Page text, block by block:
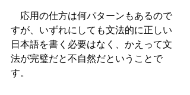
応用の仕方は何パターンもあるので
すが、いずれにしても文法的に正しい
日本語を書く必要はなく、かえって文
法が完璧だと不自然だということで
す。